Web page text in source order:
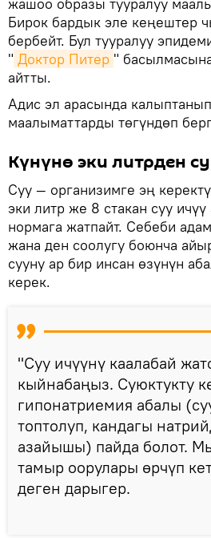
Бирок бардык эле кеңештер
бербейт. Бул тууралуу
" Доктор Питер "
айтты.
Адис эл арасында
маалыматтарды төгүндөп
Күнүнө эки литрден
Суу — организимге эң
эки литр же 8 стакан суу
нормага жатпайт. Себеби
жана ден соолугу боюнча
сууну ар бир инсан өзүнүн
керек.
"Суу ичүүнү каалабай
кыйнабаңыз. Суюктукту
гипонатриемия абалы
топтолуп, кандагы
азайышы) пайда болот.
тамыр оорулары өрчүп
деген дарыгер.